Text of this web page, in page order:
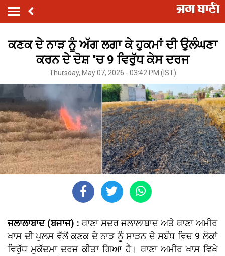
ਕਣਕ ਦੇ ਨਾੜ ਨੂੰ ਅੱਗ ਲਗਾ ਕੇ ਹੁਕਮਾਂ ਦੀ ਉਲੰਘਣਾ
ਕਰਨ ਦੇ ਦੋਸ਼ ''ਚ 9 ਵਿਰੁੱਧ ਕੇਸ ਦਰਜ
Thursday, May 07, 2026 - 03:42 PM (IST)
ਜਲਾਲਾਬਾਦ (ਬਜਾਜ) : ਥਾਣਾ ਸਦਰ ਜਲਾਲਾਬਾਦ ਅਤੇ ਥਾਣਾ ਅਮੀਰ
ਖਾਸ ਦੀ ਪੁਲਸ ਵੱਲੋਂ ਕਣਕ ਦੇ ਨਾੜ ਨੂੰ ਸਾੜਨ ਦੇ ਸਬੰਧ ਵਿਚ 9 ਲੋਕਾਂ
ਵਿਰੁੱਧ ਮੁਕੱਦਮਾ ਦਰਜ ਕੀਤਾ ਗਿਆ ਹੈ। ਥਾਣਾ ਅਮੀਰ ਖਾਸ ਵਿਖੇ